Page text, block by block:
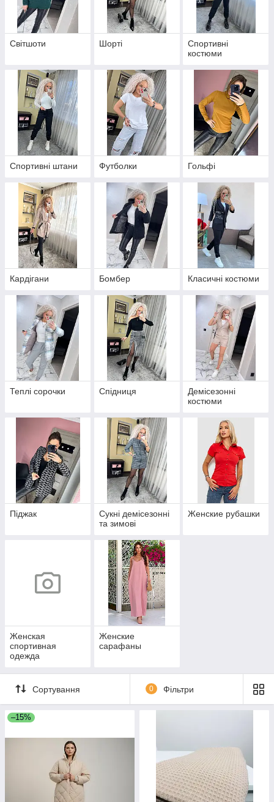
Світшоти Шорті
Спортивні
костюми
Спортивні штани Футболки Гольфі
Кардігани Бомбер Класичні костюми
Теплі сорочки Спідниця
Демісезонні
костюми
Піджак
Сукні демісезонні
та зимові
Женские рубашки
Женская
спортивная
одежда
Женские
сарафаны
Сортування 0 Фільтри
–15%